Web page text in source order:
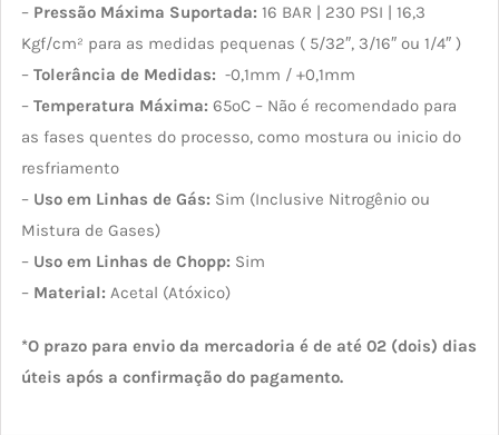
– Pressão Máxima Suportada: 16 BAR | 230 PSI | 16,3
Kgf/cm² para as medidas pequenas ( 5/32″, 3/16″ ou 1/4″ )
– Tolerância de Medidas: -0,1mm / +0,1mm
– Temperatura Máxima: 65ºC – Não é recomendado para
as fases quentes do processo, como mostura ou inicio do
resfriamento
– Uso em Linhas de Gás: Sim (Inclusive Nitrogênio ou
Mistura de Gases)
– Uso em Linhas de Chopp: Sim
– Material: Acetal (Atóxico)
*O prazo para envio da mercadoria é de até 02 (dois) dias
úteis após a confirmação do pagamento.